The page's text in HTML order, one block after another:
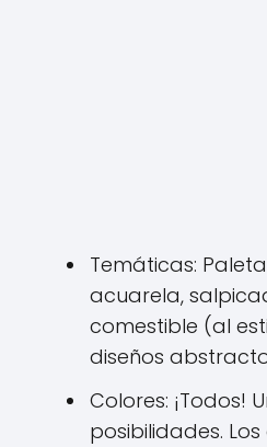
Temáticas:
acuarela,
comestible (al
diseños
Colores: ¡Todos!
posibilidades.